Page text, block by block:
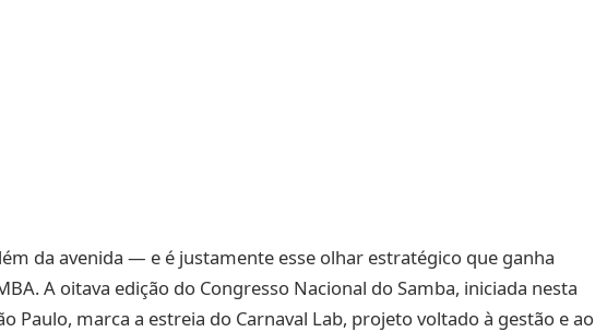
da avenida — e é justamente esse olhar estratégico que ganha
A oitava edição do Congresso Nacional do Samba, iniciada nesta
Paulo, marca a estreia do Carnaval Lab, projeto voltado à gestão e ao